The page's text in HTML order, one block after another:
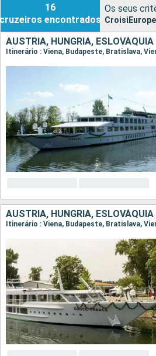
16
cruzeiros encontrados
Os seus
AUSTRIA, HUNGRIA, ESLOVÁQUIA
Itinerário : Viena, Budapeste, Bratislava,
AUSTRIA, HUNGRIA, ESLOVÁQUIA
Itinerário : Viena, Budapeste, Bratislava,